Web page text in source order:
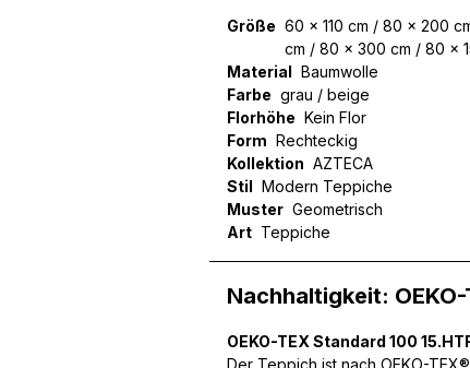
Größe 60 x 110 cm / 80 x 200
cm / 80 x 300 cm / 80 x
Material Baumwolle
Farbe grau / beige
Florhöhe Kein Flor
Form Rechteckig
Kollektion AZTECA
Stil Modern Teppiche
Muster Geometrisch
Art Teppiche
Nachhaltigkeit: OEKO-
OEKO-TEX Standard 100
Der Teppich ist nach OEKO-
können und um